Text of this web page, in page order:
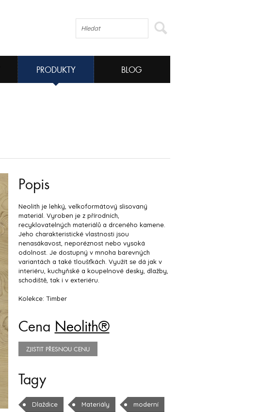
PRODUKTY BLOG
Popis
Neolith je lehký, velkoformátový slisovaný
materiál. Vyroben je z přírodních,
recyklovatelných materiálů a drceného kamene.
Jeho charakteristické vlastnosti jsou
nenasákavost, neporéznost nebo vysoká
odolnost. Je dostupný v mnoha barevných
variantách a také tloušťkách. Využít se dá jak v
interiéru, kuchyňské a koupelnové desky, dlažby,
schodiště, tak i v exteriéru.
Kolekce: Timber
Cena Neolith®
ZJISTIT PŘESNOU CENU
Tagy
Dlaždice Materiály moderní